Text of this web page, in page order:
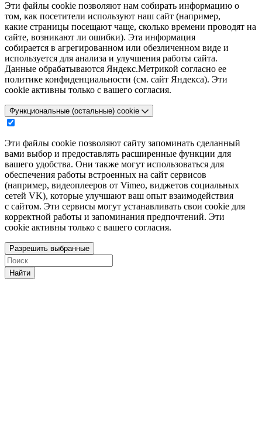
Эти файлы cookie позволяют нам собирать информацию о
том, как посетители используют наш сайт (например,
какие страницы посещают чаще, сколько времени проводят на
сайте, возникают ли ошибки). Эта информация
собирается в агрегированном или обезличенном виде и
используется для анализа и улучшения работы сайта.
Данные обрабатываются Яндекс.Метрикой согласно ее
политике конфиденциальности (см. сайт Яндекса). Эти
cookie активны только с вашего согласия.
Функциональные (остальные) cookie
Эти файлы cookie позволяют сайту запоминать сделанный
вами выбор и предоставлять расширенные функции для
вашего удобства. Они также могут использоваться для
обеспечения работы встроенных на сайт сервисов
(например, видеоплееров от Vimeo, виджетов социальных
сетей VK), которые улучшают ваш опыт взаимодействия
с сайтом. Эти сервисы могут устанавливать свои cookie для
корректной работы и запоминания предпочтений. Эти
cookie активны только с вашего согласия.
Разрешить выбранные
Найти